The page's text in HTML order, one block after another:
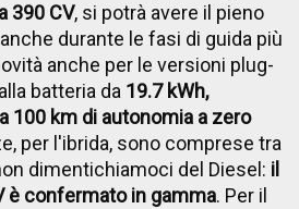
390 CV, si potrà avere il pieno
durante le fasi di guida più
anche per le versioni plug-
batteria da 19.7 kWh,
100 km di autonomia a zero
per l'ibrida, sono comprese tra
dimentichiamoci del Diesel: il
è confermato in gamma. Per il